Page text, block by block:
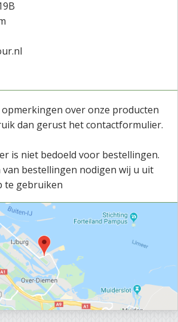
over onze producten
dan gerust het contactformulier.
is niet bedoeld voor bestellingen.
bestellingen nodigen wij u uit
te gebruiken